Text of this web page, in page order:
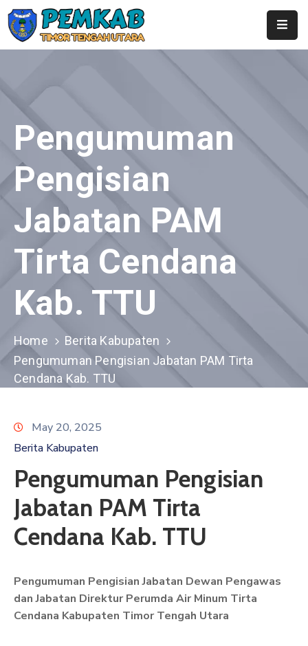
Pemerintahan
Berita
Layanan
Publikasi
Kontak
SubDomain
GHPR
Email
Pengumuman
Pengisian
Jabatan PAM
Tirta Cendana
Kab. TTU
Home
Berita Kabupaten
Pengumuman Pengisian Jabatan PAM Tirta
Cendana Kab. TTU
May 20, 2025
Berita Kabupaten
Pengumuman Pengisian
Jabatan PAM Tirta
Cendana Kab. TTU
Pengumuman Pengisian Jabatan Dewan Pengawas
dan Jabatan Direktur Perumda Air Minum Tirta
Cendana Kabupaten Timor Tengah Utara